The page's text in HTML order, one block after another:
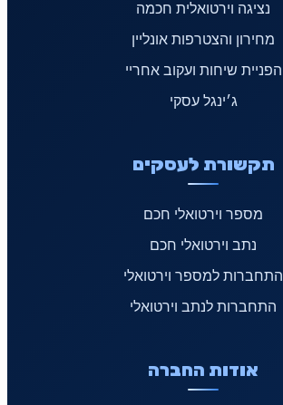
נציגה וירטואלית חכמה
מחירון והצטרפות אונליין
הפניית שיחות ועקוב אחריי
ג׳ינגל עסקי
תקשורת לעסקים
מספר וירטואלי חכם
נתב וירטואלי חכם
התחברות למספר וירטואלי
התחברות לנתב וירטואלי
אודות החברה